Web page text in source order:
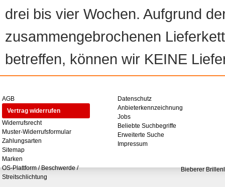
drei bis vier Wochen. Aufgrund
zusammengebrochenen
betreffen, können wir KEINE
AGB
Vertrag widerrufen
Widerrufsrecht
Muster-Widerrufsformular
Zahlungsarten
Sitemap
Marken
OS-Plattform / Beschwerde /
Streitschlichtung
Datenschutz
Anbieterkennzeichnung
Jobs
Beliebte Suchbegriffe
Erweiterte Suche
Impressum
Bieberer